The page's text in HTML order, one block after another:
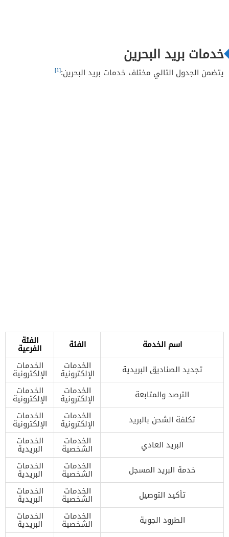
خدمات بريد البحرين
يتضمن الجدول التالي مختلف خدمات بريد البحرين:[1]
اسم الخدمة الفئة الفئة
الفرعية
تجديد الصناديق البريدية
الخدمات
الإلكترونية
الخدمات
الإلكترونية
الترصد والمتابعة
الخدمات
الإلكترونية
الخدمات
الإلكترونية
تكلفة الشحن بالبريد
الخدمات
الإلكترونية
الخدمات
الإلكترونية
البريد العادي
الخدمات
الشخصية
الخدمات
البريدية
خدمة البريد المسجل
الخدمات
الشخصية
الخدمات
البريدية
تأكيد التوصيل
الخدمات
الشخصية
الخدمات
البريدية
الطرود الجوية
الخدمات
الشخصية
الخدمات
البريدية